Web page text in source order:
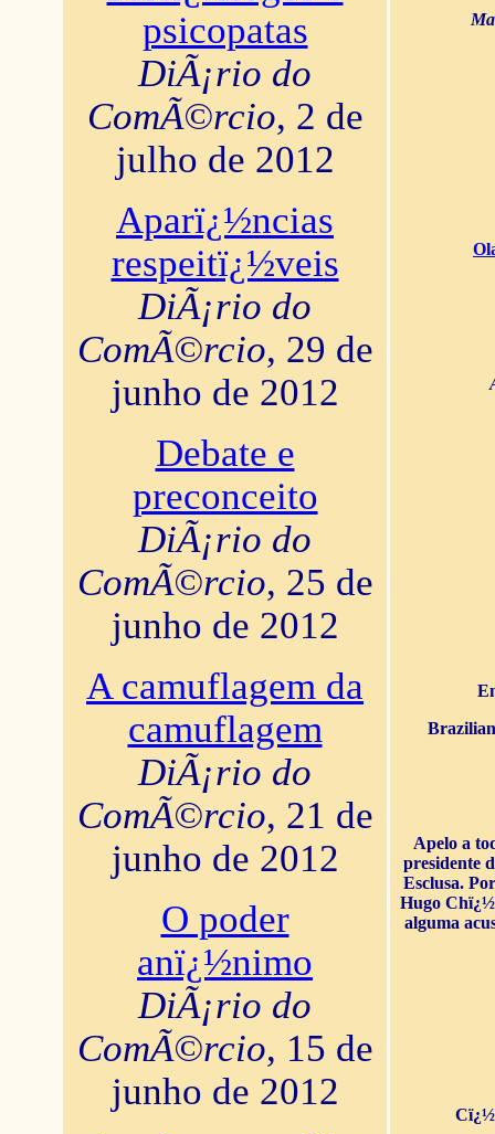
psicopatas
DiÃ¡rio do
ComÃ©rcio, 2 de
julho de 2012
Aparï¿½ncias
respeitï¿½veis
DiÃ¡rio do
ComÃ©rcio, 29 de
junho de 2012
Debate e
preconceito
DiÃ¡rio do
ComÃ©rcio, 25 de
junho de 2012
A camuflagem da
camuflagem
DiÃ¡rio do
ComÃ©rcio, 21 de
junho de 2012
O poder
anï¿½nimo
DiÃ¡rio do
ComÃ©rcio, 15 de
junho de 2012
Apelo a
presidente
Esclusa.
Hugo
alguma